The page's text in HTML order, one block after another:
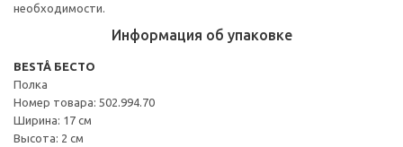
необходимости.
Информация об упаковке
BESTÅ БЕСТО
Полка
Номер товара: 502.994.70
Ширина: 17 см
Высота: 2 см